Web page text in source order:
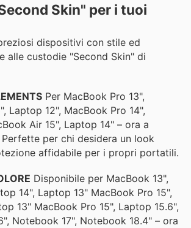
Skin" per i tuoi
dispositivi con stile ed
alle custodie "Second Skin" di
Per MacBook Pro 13",
Laptop 12", MacBook Pro 14",
Air 15", Laptop 14" – ora a
Perfette per chi desidera un look
affidabile per i propri portatili.
Disponibile per MacBook 13",
14", Laptop 13" MacBook Pro 15",
13" MacBook Pro 15", Laptop 15.6",
Notebook 17", Notebook 18.4" – ora